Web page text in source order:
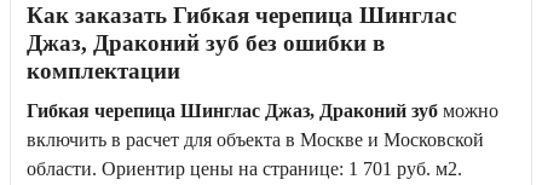
Как заказать Гибкая черепица Шинглас
Джаз, Драконий зуб без ошибки в
комплектации
Гибкая черепица Шинглас Джаз, Драконий зуб можно
включить в расчет для объекта в Москве и Московской
области. Ориентир цены на странице: 1 701 руб. м2.